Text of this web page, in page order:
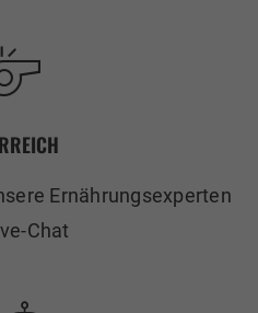
Ernährungsexperten
Chat